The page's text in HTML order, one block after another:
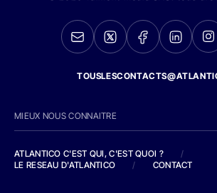
MIEUX NOUS CONNAITRE
ATLANTICO C'EST QUI, C'EST QUOI ?
/
LE RESEAU D'ATLANTICO
/ CONTACT